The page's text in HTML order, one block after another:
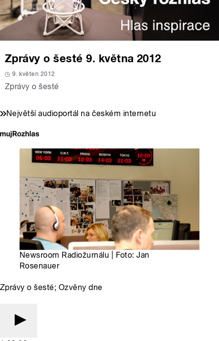
Zprávy o šesté 9. května 2012
9. květen 2012
Zprávy o šesté
Největší audioportál na českém internetu
Newsroom Radiožurnálu | Foto: Jan
Rosenauer
Zprávy o šesté; Ozvěny dne